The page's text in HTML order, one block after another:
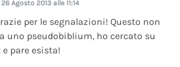
26 Agosto 2013 alle 11:14
per le segnalazioni! Questo non
uno pseudobiblium, ho cercato su
pare esista!